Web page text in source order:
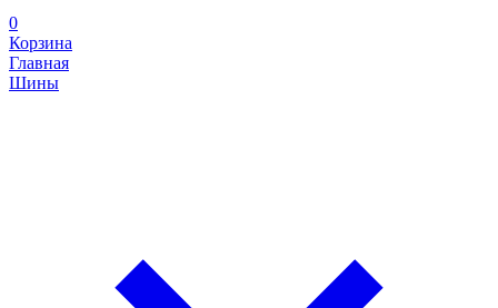
0
Корзина
Главная
Шины